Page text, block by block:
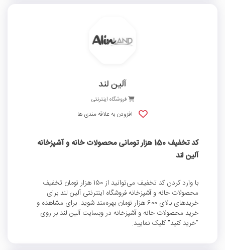
آلین لند
فروشگاه اینترنتی
افزودن به علاقه مندی ها
کد تخفیف 150 هزار تومانی محصولات خانه و آشپزخانه
آلین لند
با وارد کردن کد تخفیف می‌توانید از 150 هزار تومان تخفیف
محصولات خانه و آشپزخانه فروشگاه اینترنتی آلین لند برای
خریدهای بالای 600 هزار تومان بهره‌مند شوید. برای مشاهده و
خرید محصولات خانه و آشپزخانه در وبسایت آلین لند بر روی
"خرید کنید" کلیک نمایید.